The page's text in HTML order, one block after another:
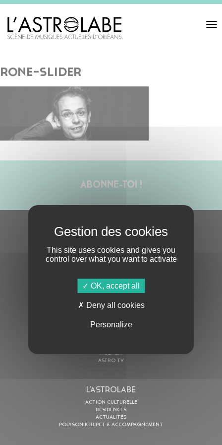
Toggle
rone-slider
ABONNE-TOI !
S'ABONNER À LA NEWSLETTER
En cochant cette case, j’accepte la Politique de confidentialité
AGENDA
ASTRO TV
L’ASTROLABE
ACTION CULTURELLE
RÉSIDENCES
ACTUALITÉS
POLYSONIK REPET & ACCOMPAGNEMENT
This site uses cookies and gives you
control over what you want to activate
OK, accept all
Deny all cookies
Personalize